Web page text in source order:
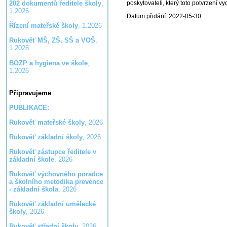
202 dokumentů ředitele školy,
1.2026
Řízení mateřské školy, 1.2026
Rukověť MŠ, ZŠ, SŠ a VOŠ,
1.2026
BOZP a hygiena ve škole,
1.2026
Připravujeme
PUBLIKACE:
Rukověť mateřské školy, 2026
Rukověť základní školy, 2026
Rukověť zástupce ředitele v
základní škole, 2026
Rukověť výchovného poradce
a školního metodika prevence
- základní škola, 2026
Rukověť základní umělecké
školy, 2026
poskytovateli, který toto potvrzení
Datum přidání: 2022-05-30